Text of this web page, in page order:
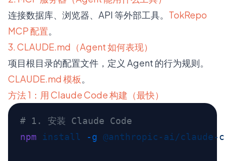
连接数据库、浏览器、API 等外部工具。 TokRepo
MCP 配置。
3. CLAUDE.md（Agent 如何表现）
项目根目录的配置文件，定义 Agent 的行为规则。
CLAUDE.md 模板。
方法 1：用 Claude Code 构建（最快）
npm install -g